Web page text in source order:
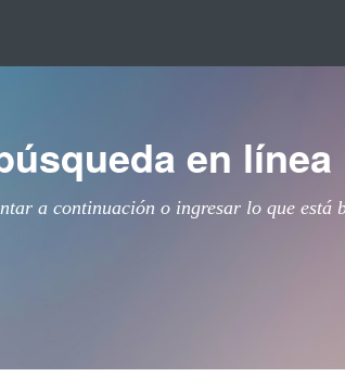
en línea
a continuación o ingresar lo que está